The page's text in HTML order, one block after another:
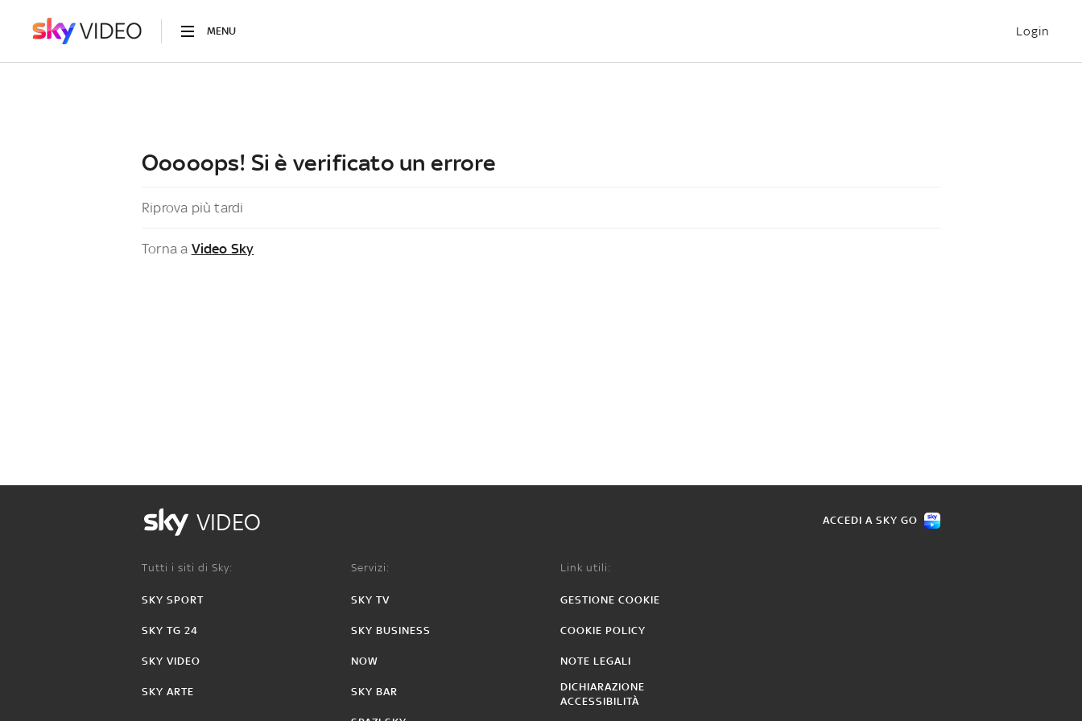
MENU Login
Ooooops! Si è verificato un errore
Riprova più tardi
Torna a Video Sky
VIDEO ACCEDI A SKY GO
Tutti i siti di Sky:
SKY SPORT
SKY TG 24
SKY VIDEO
SKY ARTE
Servizi:
SKY TV
SKY BUSINESS
NOW
SKY BAR
Link utili:
GESTIONE COOKIE
COOKIE POLICY
NOTE LEGALI
DICHIARAZIONE
ACCESSIBILITÀ